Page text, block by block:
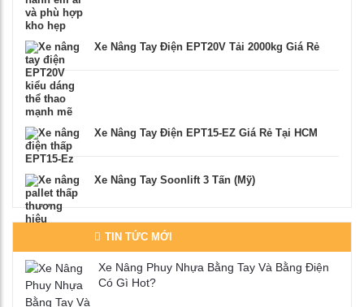
Xe Nâng Tay Điện EPT20V Tải 2000kg Giá Rẻ
Xe Nâng Tay Điện EPT15-EZ Giá Rẻ Tại HCM
Xe Nâng Tay Soonlift 3 Tấn (Mỹ)
TIN TỨC MỚI
Xe Nâng Phuy Nhựa Bằng Tay Và Bằng Điện
Có Gì Hot?